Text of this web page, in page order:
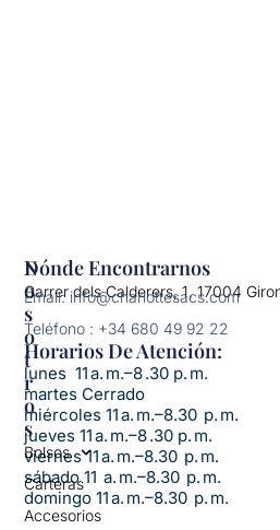
N
O
S
O
T
R
O
S
Bolsos
Carteras
Accesorios
Dónde Encontrarnos
Carrer dels Calderers, 1, 17004
Email: info@charlottesacs.com
Teléfono : +34 680 49 92 22
Horarios De Atención:​
lunes 11 a. m.–8 .30 p. m.
martes Cerrado
miércoles 11 a. m.–8.30 p. m.
jueves 11 a. m.–8 .30 p. m.
viernes 11 a. m.–8.30 p. m.
sábado 11 a. m.–8.30 p. m.
domingo 11 a. m.–8.30 p. m.